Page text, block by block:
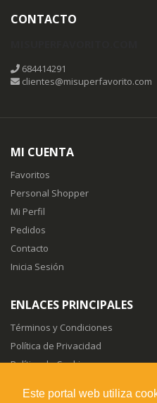
Este portal web utiliza
CONTACTO
684414291
clientes@misuperfavorito.com
MI CUENTA
Favoritos
Personal Shopper
Mi Perfil
Pedidos
Contacto
Inicia Sesión
ENLACES PRINCIPALES
Términos y Condiciones
Política de Privacidad
Política de Cookies